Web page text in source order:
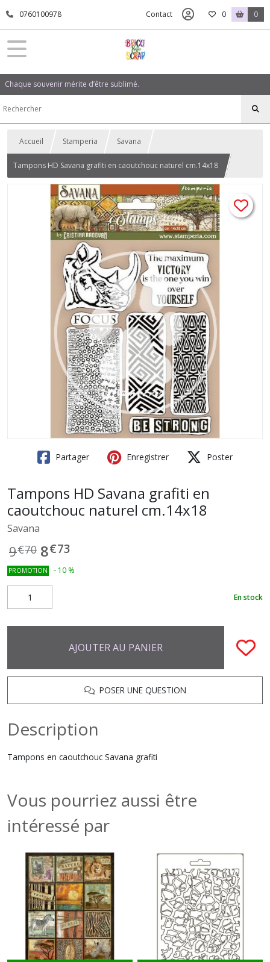
0760100978 Contact 0 0
Chaque souvenir mérite d’être sublimé.
Accueil Stamperia Savana
Tampons HD Savana grafiti en caoutchouc naturel cm.14x18
Partager Enregistrer Poster
Tampons HD Savana grafiti en
caoutchouc naturel cm.14x18
Savana
9€70 8€73
PROMOTION - 10 %
En stock
AJOUTER AU PANIER
POSER UNE QUESTION
Description
Tampons en caoutchouc Savana grafiti
Vous pourriez aussi être
intéressé par